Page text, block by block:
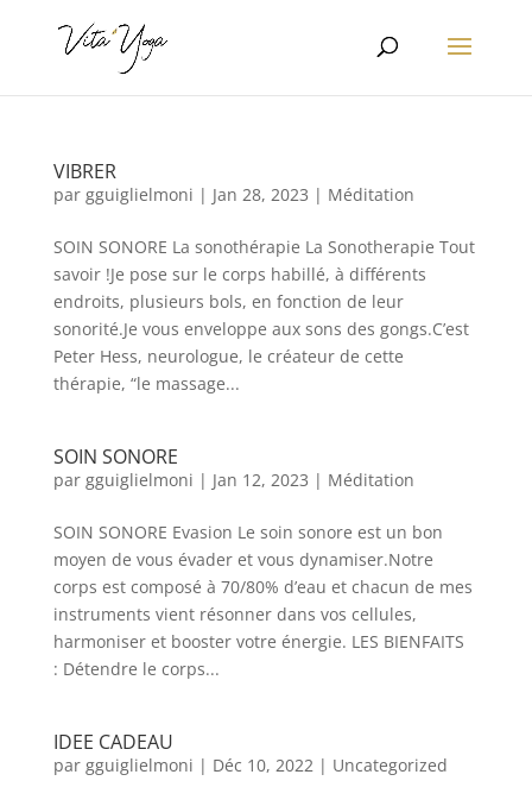
VIBRER
par gguiglielmoni | Jan 28, 2023 | Méditation
SOIN SONORE La sonothérapie La Sonotherapie Tout
savoir !Je pose sur le corps habillé, à différents
endroits, plusieurs bols, en fonction de leur
sonorité.Je vous enveloppe aux sons des gongs.C’est
Peter Hess, neurologue, le créateur de cette
thérapie, “le massage...
SOIN SONORE
par gguiglielmoni | Jan 12, 2023 | Méditation
SOIN SONORE Evasion Le soin sonore est un bon
moyen de vous évader et vous dynamiser.Notre
corps est composé à 70/80% d’eau et chacun de mes
instruments vient résonner dans vos cellules,
harmoniser et booster votre énergie. LES BIENFAITS
: Détendre le corps...
IDEE CADEAU
par gguiglielmoni | Déc 10, 2022| Uncategorized